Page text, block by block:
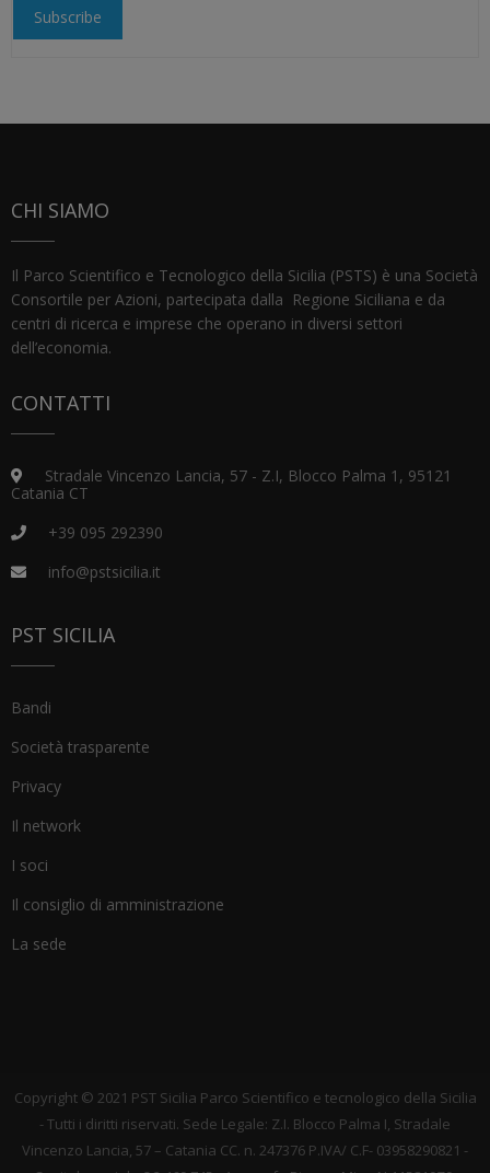
CHI SIAMO
Il Parco Scientifico e Tecnologico della Sicilia (PSTS) è una Società
Consortile per Azioni, partecipata dalla Regione Siciliana e da
centri di ricerca e imprese che operano in diversi settori
dell’economia.
CONTATTI
Stradale Vincenzo Lancia, 57 - Z.I, Blocco Palma 1, 95121
Catania CT
+39 095 292390
info@pstsicilia.it
PST SICILIA
Bandi
Società trasparente
Privacy
Il network
I soci
Il consiglio di amministrazione
La sede
Copyright © 2021 PST Sicilia Parco Scientifico e tecnologico della Sicilia
- Tutti i diritti riservati. Sede Legale: Z.I. Blocco Palma I, Stradale
Vincenzo Lancia, 57 – Catania CC. n. 247376 P.IVA/ C.F- 03958290821 -